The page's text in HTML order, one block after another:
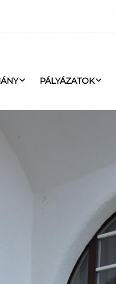
PÁLYÁZATOK